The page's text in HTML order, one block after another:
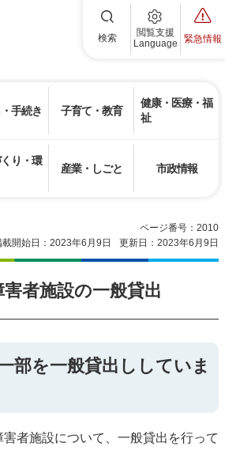
検索
閲覧支援
Language
緊急情報
手続き 子育て・教育
健康・医療・福
祉
り・環
産業・しごと 市政情報
ページ番号：2010
載開始日：2023年6月9日
更新日：2023年6月9日
者施設の一般貸出
部を一般貸出ししていま
者施設について、一般貸出を行って